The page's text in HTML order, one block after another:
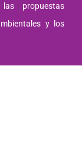
propuestas
y los